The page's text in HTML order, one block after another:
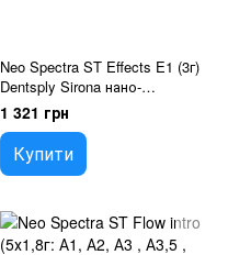
Neo Spectra ST Effects E1 (3г)
Dentsply Sirona нано-
керамічний композит
1 321 грн
Купити